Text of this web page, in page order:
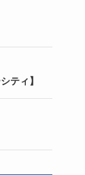
ティ】